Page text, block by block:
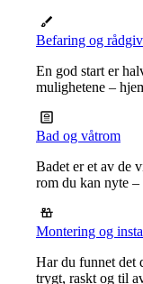
Befaring og
En god start er
mulighetene –
Bad og våtrom
Badet er et av de
rom du kan nyte –
Montering og
Har du funnet det
trygt, raskt og til